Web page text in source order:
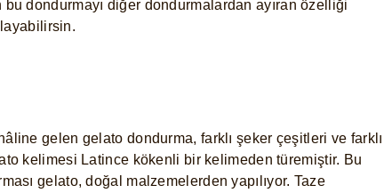
dondurmayı diğer dondurmalardan ayıran özelliği
gelen gelato dondurma, farklı şeker çeşitleri ve farklı
kelimesi Latince kökenli bir kelimeden türemiştir. Bu
gelato, doğal malzemelerden yapılıyor. Taze